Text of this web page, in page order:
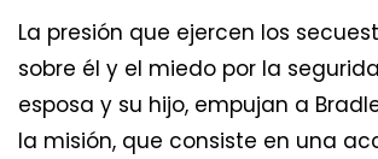
La presión que ejercen los
sobre él y el miedo por la
esposa y su hijo, empujan a
la misión, que consiste en una